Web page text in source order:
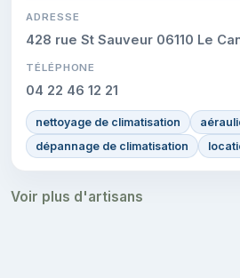
ADRESSE
428 rue St Sauveur 06110 Le
TÉLÉPHONE
04 22 46 12 21
nettoyage de climatisation
dépannage de climatisation
Voir plus d'artisans